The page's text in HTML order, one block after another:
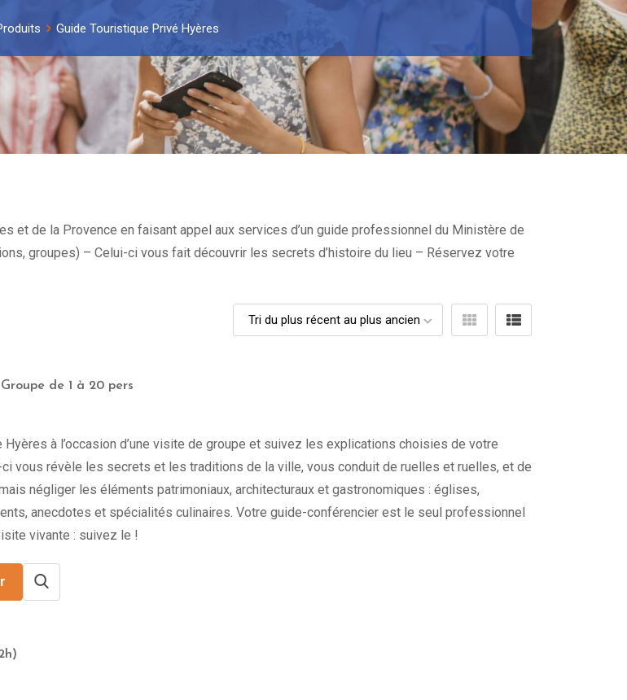
Guide Touristique Privé Hyères
et de la Provence en faisant appel aux services d’un guide professionnel du Ministère de
groupes) – Celui-ci vous fait découvrir les secrets d’histoire du lieu – Réservez votre
de 1 à 20 pers
:
à l’occasion d’une visite de groupe et suivez les explications choisies de votre
vous révèle les secrets et les traditions de la ville, vous conduit de ruelles et ruelles, et de
négliger les éléments patrimoniaux, architecturaux et gastronomiques : églises,
anecdotes et spécialités culinaires. Votre guide-conférencier est le seul professionnel
vivante : suivez le !